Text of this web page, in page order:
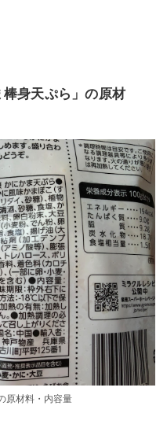
身天ぷら」の原材
原材料・内容量